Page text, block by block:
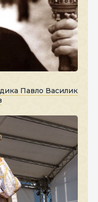
Павло Василик